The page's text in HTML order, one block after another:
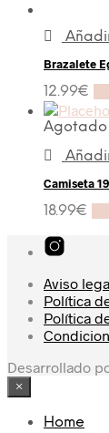
Brazalete
12.99€
Agotado
Camiseta
18.99€
Aviso
Política
Política
Desarrollado
×
Home